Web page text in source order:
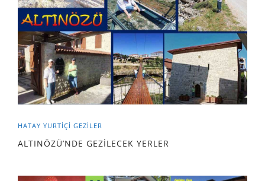
HATAY YURTIÇI GEZILER
ALTINÖZÜ’NDE GEZİLECEK YERLER